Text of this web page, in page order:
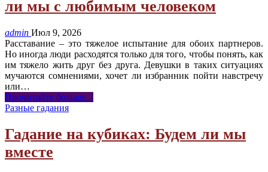
ли мы с любимым человеком
admin Июл 9, 2026
Расставание – это тяжелое испытание для обоих партнеров.
Но иногда люди расходятся только для того, чтобы понять, как
им тяжело жить друг без друга. Девушки в таких ситуациях
мучаются сомнениями, хочет ли избранник пойти навстречу
или…
Прочитайте больше...
Разные гадания
Гадание на кубиках: Будем ли мы
вместе